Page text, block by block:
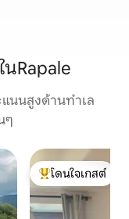
Rapale
นนสูงด้านทำเล
ๆ
โดนใจเกสต์ที่สุด
โดนใจเกสต์